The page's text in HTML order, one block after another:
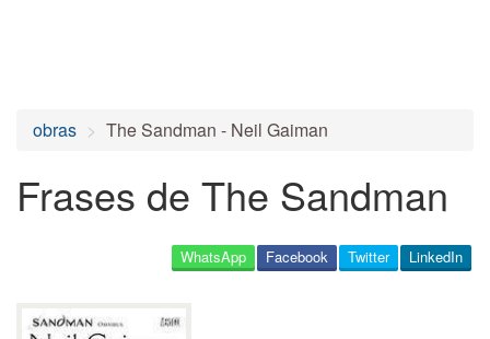
obras The Sandman - Neil Gaiman
Frases de The Sandman
LinkedIn
Twitter
Facebook
WhatsApp